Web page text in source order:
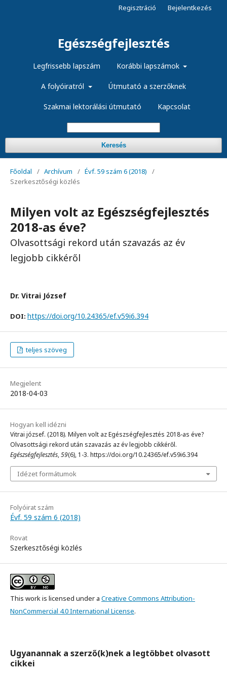
Egészségfejlesztés
Legfrissebb lapszám Korábbi lapszámok
A folyóiratról Útmutató a szerzőknek
Szakmai lektorálási útmutató Kapcsolat
Keresés
Regisztráció Bejelentkezés
Főoldal / Archívum / Évf. 59 szám 6 (2018)
/
Szerkesztőségi közlés
Milyen volt az Egészségfejlesztés
2018-as éve?
Olvasottsági rekord után szavazás az év
legjobb cikkéről
Dr. Vitrai József
DOI: https://doi.org/10.24365/ef.v59i6.394
teljes szöveg
Megjelent
2018-04-03
Hogyan kell idézni
Vitrai józsef. (2018). Milyen volt az Egészségfejlesztés 2018-as éve?
Olvasottsági rekord után szavazás az év legjobb cikkéről.
Egészségfejlesztés,59(6), 1-3. https://doi.org/10.24365/ef.v59i6.394
Idézet formátumok
Folyóirat szám
Évf. 59 szám 6 (2018)
Rovat
Szerkesztőségi közlés
This work is licensed under a Creative Commons Attribution-
NonCommercial 4.0 International License.
Ugyanannak a szerző(k)nek a legtöbbet olvasott
cikkei